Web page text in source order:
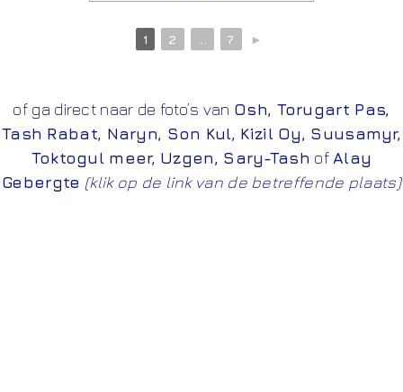
1 2 7 ►
of ga direct naar de foto’s van Osh, Torugart Pas,
Tash Rabat, Naryn, Son Kul, Kizil Oy, Suusamyr,
Toktogul meer, Uzgen, Sary-Tash of Alay
Gebergte (klik op de link van de betreffende plaats)